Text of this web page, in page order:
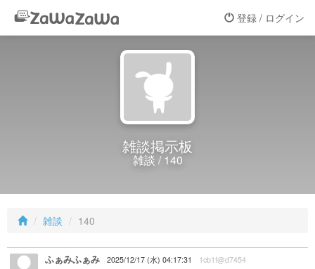
登録 / ログイン
雑談掲示板
雑談 / 140
雑談 140
ふぁみふぁみ 2025/12/17 (水) 04:17:31 1cb1f@d7454